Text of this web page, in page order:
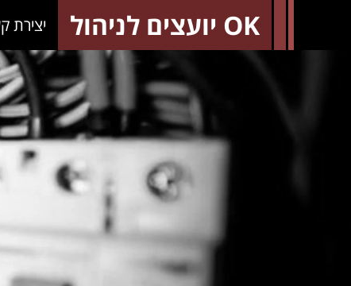
OK יועצים לניהול יצירת